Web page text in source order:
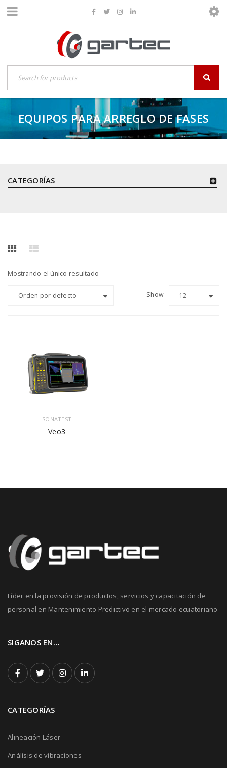
EQUIPOS PARA ARREGLO DE FASES
CATEGORÍAS
Mostrando el único resultado
Orden por defecto Show 12
SONATEST
Veo3
Líder en la provisión de productos, servicios y capacitación de
personal en Mantenimiento Predictivo en el mercado ecuatoriano
SIGANOS EN…
CATEGORÍAS
Alineación Láser
Análisis de vibraciones